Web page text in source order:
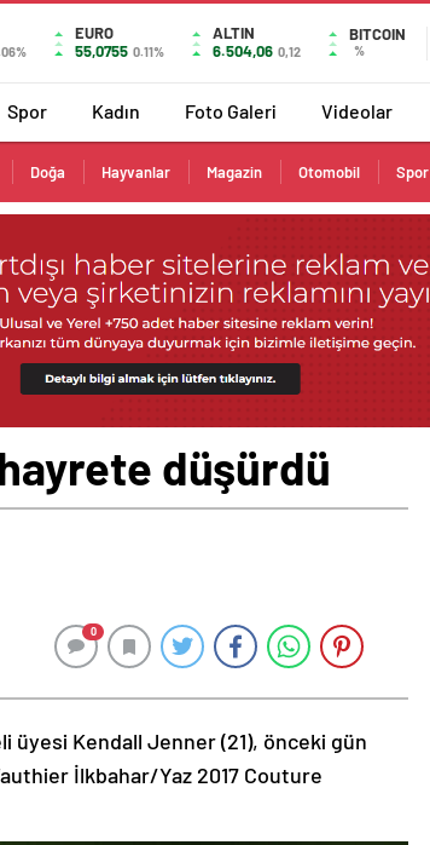
EURO
55,0755 0.11%
ALTIN
6.504,06 0,12
BITCOIN
%
Spor Kadın Foto Galeri Videolar
Doğa Hayvanlar Magazin Otomobil Spor
düşürdü
0
üyesi Kendall Jenner (21), önceki gün
İlkbahar/Yaz 2017 Couture